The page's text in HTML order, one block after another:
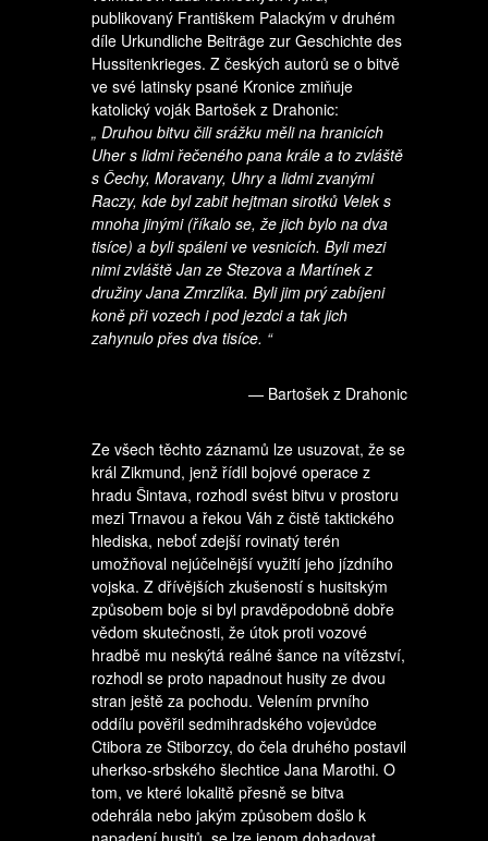
publikovaný Františkem Palackým v druhém
díle Urkundliche Beiträge zur Geschichte des
Hussitenkrieges. Z českých autorů se o bitvě
ve své latinsky psané Kronice zmiňuje
katolický voják Bartošek z Drahonic:
„ Druhou bitvu čili srážku měli na hranicích
Uher s lidmi řečeného pana krále a to zvláště
s Čechy, Moravany, Uhry a lidmi zvanými
Raczy, kde byl zabit hejtman sirotků Velek s
mnoha jinými (říkalo se, že jich bylo na dva
tisíce) a byli spáleni ve vesnicích. Byli mezi
nimi zvláště Jan ze Stezova a Martínek z
družiny Jana Zmrzlíka. Byli jim prý zabíjeni
koně při vozech i pod jezdci a tak jich
zahynulo přes dva tisíce. “
— Bartošek z Drahonic
Ze všech těchto záznamů lze usuzovat, že se
král Zikmund, jenž řídil bojové operace z
hradu Šintava, rozhodl svést bitvu v prostoru
mezi Trnavou a řekou Váh z čistě taktického
hlediska, neboť zdejší rovinatý terén
umožňoval nejúčelnější využití jeho jízdního
vojska. Z dřívějších zkušeností s husitským
způsobem boje si byl pravděpodobně dobře
vědom skutečnosti, že útok proti vozové
hradbě mu neskýtá reálné šance na vítězství,
rozhodl se proto napadnout husity ze dvou
stran ještě za pochodu. Velením prvního
oddílu pověřil sedmihradského vojevůdce
Ctibora ze Stiborzcy, do čela druhého postavil
uherkso-srbského šlechtice Jana Marothi. O
tom, ve které lokalitě přesně se bitva
odehrála nebo jakým způsobem došlo k